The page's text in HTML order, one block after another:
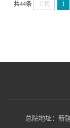
共44条 上页 1
总院地址：新